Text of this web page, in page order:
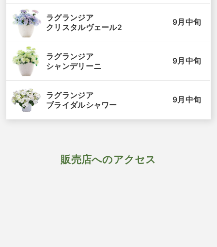
ラグランジア
クリスタルヴェール2
9月中旬
ラグランジア
シャンデリーニ
9月中旬
ラグランジア
ブライダルシャワー
9月中旬
販売店へのアクセス